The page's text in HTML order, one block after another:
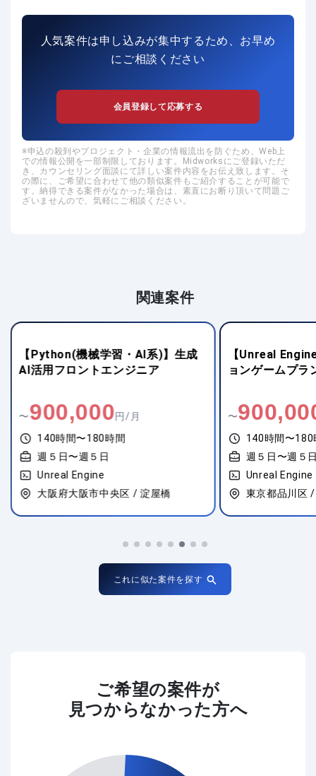
人気案件は申し込みが集中するため、お早め
にご相談ください
会員登録して応募する
申込の殺到やプロジェクト・企業の情報流出を防ぐため、Web上
での情報公開を一部制限しております。Midworksにご登録いただ
き、カウンセリング面談にて詳しい案件内容をお伝え致します。そ
の際に、ご希望に合わせて他の類似案件もご紹介することが可能で
す。納得できる案件がなかった場合は、素直にお断り頂いて問題ご
ざいませんので、気軽にご相談ください。
関連案件
【Python(機械学習・AI系)】生成
AI活用フロントエンジニア
〜900,000円/月
140時間〜180時間
週５日〜週５日
Unreal Engine
大阪府大阪市中央区 / 淀屋橋
【Unreal
ョンゲームプラ
〜
140時間〜180
週５日〜週５
Unreal Engine
東京都品川区
これに似た案件を探す
ご希望の案件が
見つからなかった方へ